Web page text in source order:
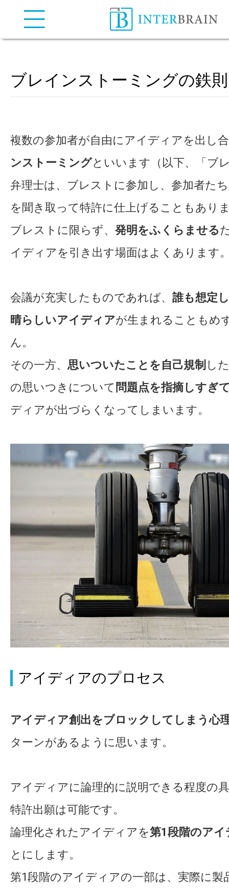
ブレインストーミングの鉄則
複数の参加者が自由にアイディアを出し
ンストーミングといいます（以下、「ブ
弁理士は、ブレストに参加し、参加者た
を聞き取って特許に仕上げることもあり
ブレストに限らず、 発明をふくらませる
イディアを引き出す場面はよくあります
会議が充実したものであれば、 誰も想定
晴らしいアイディアが生まれることもめ
ん。
その一方、 思いついたことを自己規制 し
の思いつきについて 問題点を指摘しすぎ
ディアが出づらくなってしまいます。
アイディアのプロセス
アイディア創出をブロックしてしまう心
ターンがあるように思います。
アイディアに論理的に説明できる程度の
特許出願は可能です。
論理化されたアイディアを第1段階のアイ
とにします。
第1段階のアイディアの一部は、実際に製